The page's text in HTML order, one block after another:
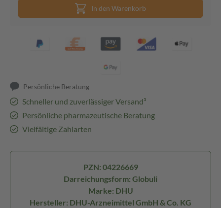
In den Warenkorb
Persönliche Beratung
Schneller und zuverlässiger Versand³
Persönliche pharmazeutische Beratung
Vielfältige Zahlarten
PZN: 04226669
Darreichungsform: Globuli
Marke: DHU
Hersteller: DHU-Arzneimittel GmbH & Co. KG